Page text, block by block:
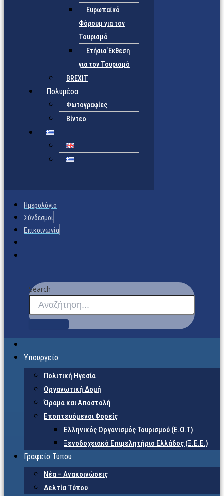
Ευρωπαϊκό
Φόρουμ για τον
Τουρισμό
Ετήσια Έκθεση
για τον Τουρισμό
BREXIT
Πολυμέσα
Φωτογραφίες
Βίντεο
Ημερολόγιο
Σύνδεσμοι
Επικοινωνία
Search
Υπουργείο
Πολιτική Ηγεσία
Οργανωτική Δομή
Όραμα και Αποστολή
Εποπτευόμενοι Φορείς
Eλληνικός Οργανισμός Τουρισμού (Ε.Ο.Τ)
Ξενοδοχειακό Επιμελητήριο Ελλάδος (Ξ.Ε.Ε.)
Γραφείο Τύπου
Νέα – Ανακοινώσεις
Δελτία Τύπου